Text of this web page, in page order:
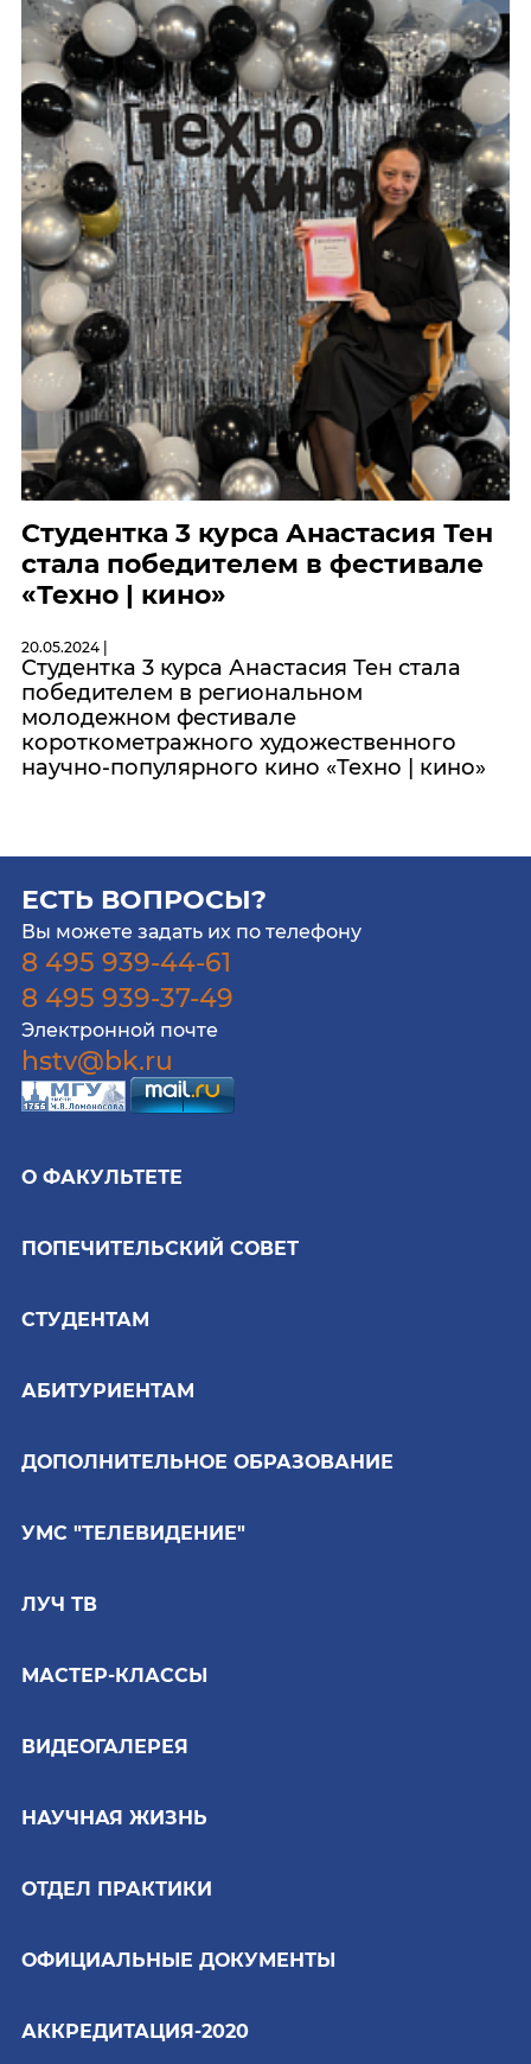
Студентка 3 курса Анастасия Тен
стала победителем в фестивале
«Техно | кино»
20.05.2024 |
Студентка 3 курса Анастасия Тен стала
победителем в региональном
молодежном фестивале
короткометражного художественного
научно-популярного кино «Техно | кино»
ЕСТЬ ВОПРОСЫ?
Вы можете задать их по телефону
8 495 939-44-61
8 495 939-37-49
Электронной почте
hstv@bk.ru
О ФАКУЛЬТЕТЕ
ПОПЕЧИТЕЛЬСКИЙ СОВЕТ
СТУДЕНТАМ
АБИТУРИЕНТАМ
ДОПОЛНИТЕЛЬНОЕ ОБРАЗОВАНИЕ
УМС "ТЕЛЕВИДЕНИЕ"
ЛУЧ ТВ
МАСТЕР-КЛАССЫ
ВИДЕОГАЛЕРЕЯ
НАУЧНАЯ ЖИЗНЬ
ОТДЕЛ ПРАКТИКИ
ОФИЦИАЛЬНЫЕ ДОКУМЕНТЫ
АККРЕДИТАЦИЯ-2020